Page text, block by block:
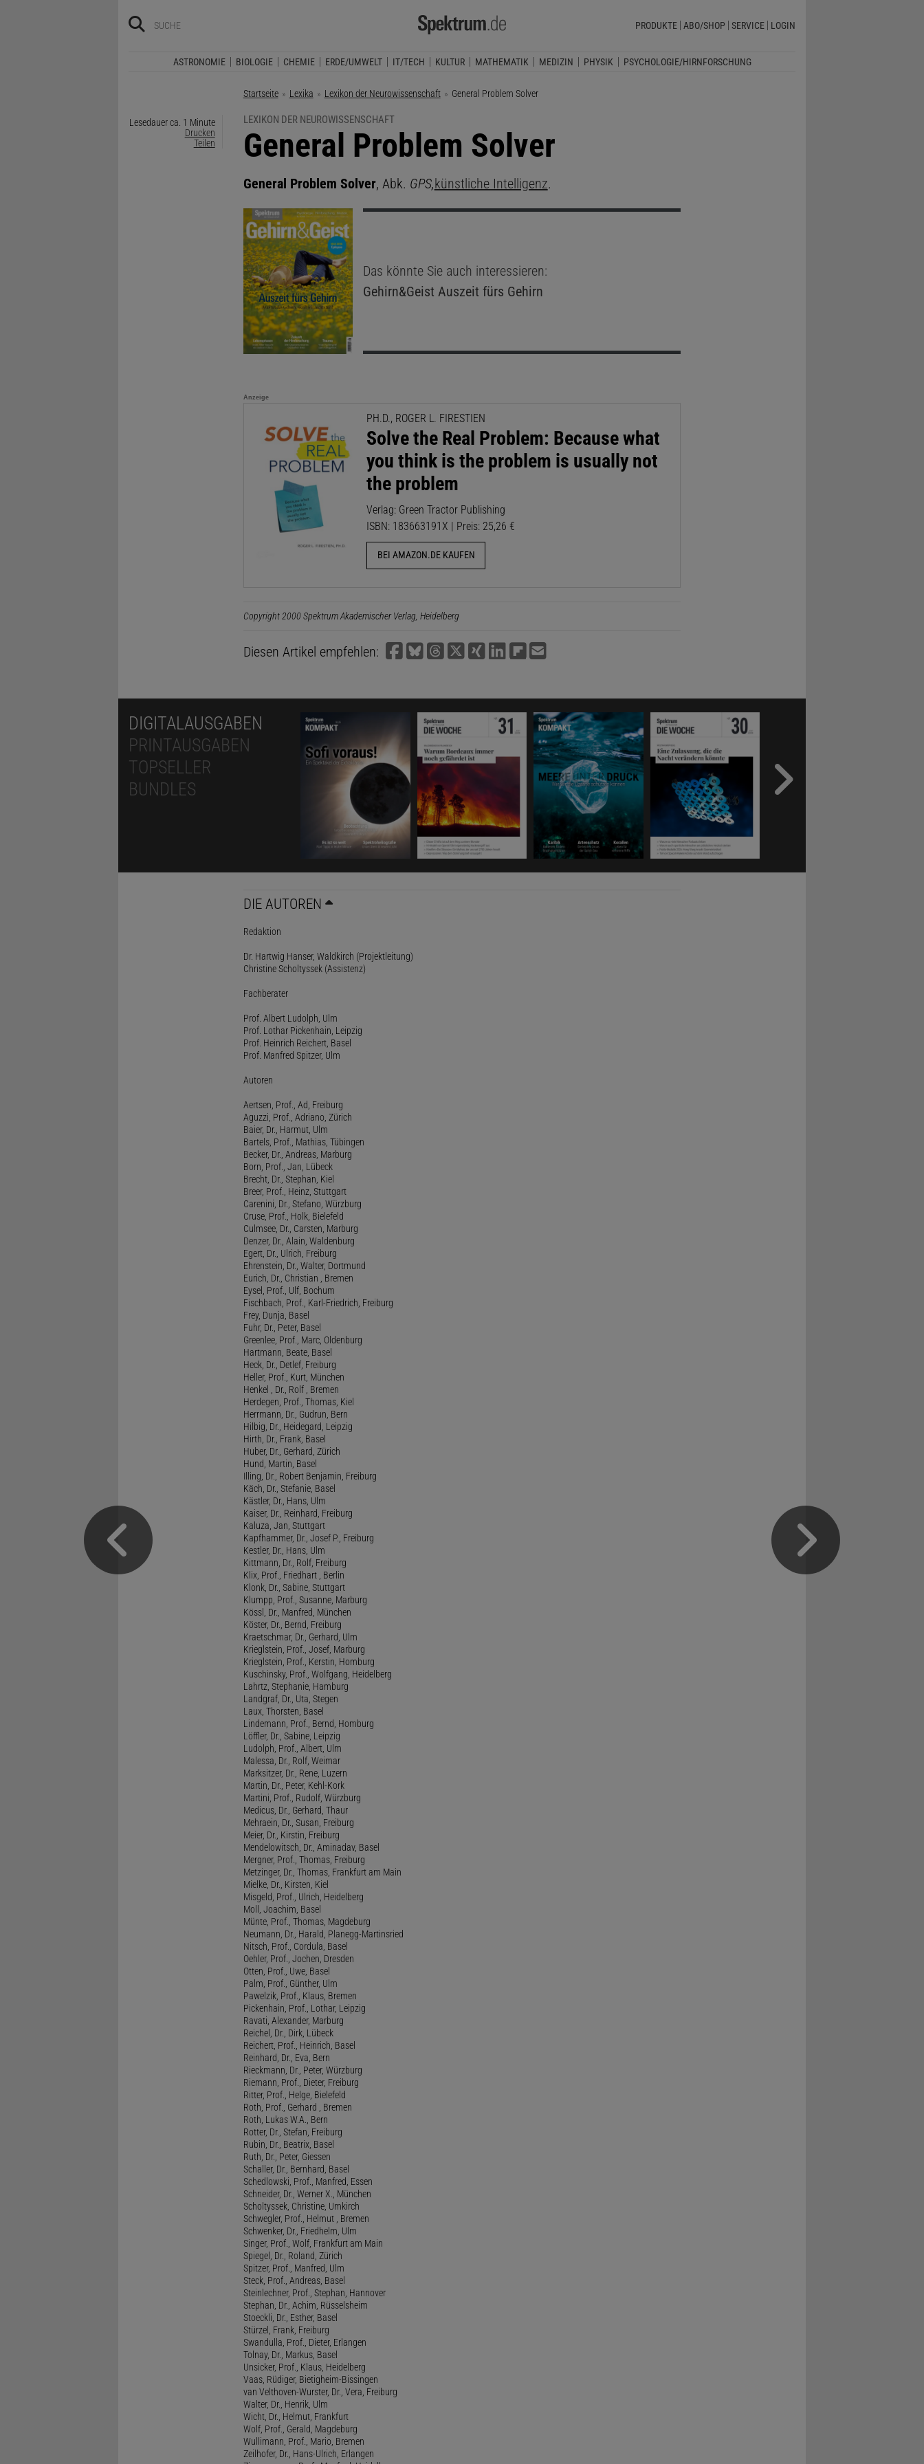
PRODUKTE ABO/SHOP SERVICE LOGIN
ASTRONOMIE BIOLOGIE CHEMIE ERDE/UMWELT IT/TECH KULTUR MATHEMATIK MEDIZIN PHYSIK PSYCHOLOGIE/HIRNFORSCHUNG
Startseite Lexika Lexikon der Neurowissenschaft Aktuelle Seite:
General Problem Solver
Lesedauer ca. 1 Minute
Drucken
Teilen
LEXIKON DER NEUROWISSENSCHAFT
:
General Problem Solver
General Problem Solver, Abk. GPS,künstliche Intelligenz.
Das könnte Sie auch interessieren:
Gehirn&Geist Auszeit fürs Gehirn
Anzeige
PH.D., ROGER L. FIRESTIEN
Solve the Real Problem: Because what
you think is the problem is usually not
the problem
Verlag: Green Tractor Publishing
ISBN: 183663191X | Preis: 25,26 €
BEI AMAZON.DE KAUFEN
Copyright 2000 Spektrum Akademischer Verlag, Heidelberg
Diesen Artikel empfehlen:
DIGITALAUSGABEN
PRINTAUSGABEN
TOPSELLER
BUNDLES
DIE AUTOREN
Redaktion
Dr. Hartwig Hanser, Waldkirch (Projektleitung)
Christine Scholtyssek (Assistenz)
Fachberater
Prof. Albert Ludolph, Ulm
Prof. Lothar Pickenhain, Leipzig
Prof. Heinrich Reichert, Basel
Prof. Manfred Spitzer, Ulm
Autoren
Aertsen, Prof., Ad, Freiburg
Aguzzi, Prof., Adriano, Zürich
Baier, Dr., Harmut, Ulm
Bartels, Prof., Mathias, Tübingen
Becker, Dr., Andreas, Marburg
Born, Prof., Jan, Lübeck
Brecht, Dr., Stephan, Kiel
Breer, Prof., Heinz, Stuttgart
Carenini, Dr., Stefano, Würzburg
Cruse, Prof., Holk, Bielefeld
Culmsee, Dr., Carsten, Marburg
Denzer, Dr., Alain, Waldenburg
Egert, Dr., Ulrich, Freiburg
Ehrenstein, Dr., Walter, Dortmund
Eurich, Dr., Christian , Bremen
Eysel, Prof., Ulf, Bochum
Fischbach, Prof., Karl-Friedrich, Freiburg
Frey, Dunja, Basel
Fuhr, Dr., Peter, Basel
Greenlee, Prof., Marc, Oldenburg
Hartmann, Beate, Basel
Heck, Dr., Detlef, Freiburg
Heller, Prof., Kurt, München
Henkel , Dr., Rolf , Bremen
Herdegen, Prof., Thomas, Kiel
Herrmann, Dr., Gudrun, Bern
Hilbig, Dr., Heidegard, Leipzig
Hirth, Dr., Frank, Basel
Huber, Dr., Gerhard, Zürich
Hund, Martin, Basel
Illing, Dr., Robert Benjamin, Freiburg
Käch, Dr., Stefanie, Basel
Kästler, Dr., Hans, Ulm
Kaiser, Dr., Reinhard, Freiburg
Kaluza, Jan, Stuttgart
Kapfhammer, Dr., Josef P., Freiburg
Kestler, Dr., Hans, Ulm
Kittmann, Dr., Rolf, Freiburg
Klix, Prof., Friedhart , Berlin
Klonk, Dr., Sabine, Stuttgart
Klumpp, Prof., Susanne, Marburg
Kössl, Dr., Manfred, München
Köster, Dr., Bernd, Freiburg
Kraetschmar, Dr., Gerhard, Ulm
Krieglstein, Prof., Josef, Marburg
Krieglstein, Prof., Kerstin, Homburg
Kuschinsky, Prof., Wolfgang, Heidelberg
Lahrtz, Stephanie, Hamburg
Landgraf, Dr., Uta, Stegen
Laux, Thorsten, Basel
Lindemann, Prof., Bernd, Homburg
Löffler, Dr., Sabine, Leipzig
Ludolph, Prof., Albert, Ulm
Malessa, Dr., Rolf, Weimar
Marksitzer, Dr., Rene, Luzern
Martin, Dr., Peter, Kehl-Kork
Martini, Prof., Rudolf, Würzburg
Medicus, Dr., Gerhard, Thaur
Mehraein, Dr., Susan, Freiburg
Meier, Dr., Kirstin, Freiburg
Mendelowitsch, Dr., Aminadav, Basel
Mergner, Prof., Thomas, Freiburg
Metzinger, Dr., Thomas, Frankfurt am Main
Mielke, Dr., Kirsten, Kiel
Misgeld, Prof., Ulrich, Heidelberg
Moll, Joachim, Basel
Münte, Prof., Thomas, Magdeburg
Neumann, Dr., Harald, Planegg-Martinsried
Nitsch, Prof., Cordula, Basel
Oehler, Prof., Jochen, Dresden
Otten, Prof., Uwe, Basel
Palm, Prof., Günther, Ulm
Pawelzik, Prof., Klaus, Bremen
Pickenhain, Prof., Lothar, Leipzig
Ravati, Alexander, Marburg
Reichel, Dr., Dirk, Lübeck
Reichert, Prof., Heinrich, Basel
Reinhard, Dr., Eva, Bern
Rieckmann, Dr., Peter, Würzburg
Riemann, Prof., Dieter, Freiburg
Ritter, Prof., Helge, Bielefeld
Roth, Prof., Gerhard , Bremen
Roth, Lukas W.A., Bern
Rotter, Dr., Stefan, Freiburg
Rubin, Dr., Beatrix, Basel
Ruth, Dr., Peter, Giessen
Schaller, Dr., Bernhard, Basel
Schedlowski, Prof., Manfred, Essen
Schneider, Dr., Werner X., München
Scholtyssek, Christine, Umkirch
Schwegler, Prof., Helmut , Bremen
Schwenker, Dr., Friedhelm, Ulm
Singer, Prof., Wolf, Frankfurt am Main
Spiegel, Dr., Roland, Zürich
Spitzer, Prof., Manfred, Ulm
Steck, Prof., Andreas, Basel
Steinlechner, Prof., Stephan, Hannover
Stephan, Dr., Achim, Rüsselsheim
Stoeckli, Dr., Esther, Basel
Stürzel, Frank, Freiburg
Swandulla, Prof., Dieter, Erlangen
Tolnay, Dr., Markus, Basel
Unsicker, Prof., Klaus, Heidelberg
Vaas, Rüdiger, Bietigheim-Bissingen
van Velthoven-Wurster, Dr., Vera, Freiburg
Walter, Dr., Henrik, Ulm
Wicht, Dr., Helmut, Frankfurt
Wolf, Prof., Gerald, Magdeburg
Wullimann, Prof., Mario, Bremen
Zeilhofer, Dr., Hans-Ulrich, Erlangen